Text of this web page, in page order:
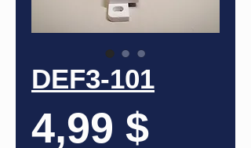
DEF3-101
4,99 $Prix